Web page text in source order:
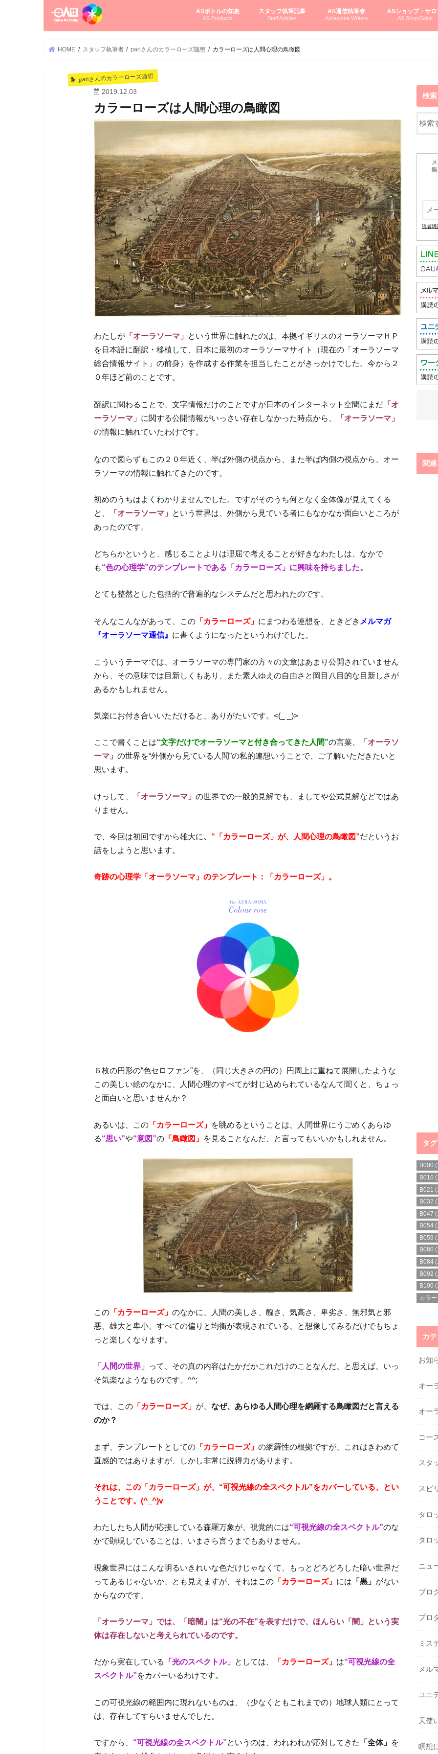
ASボトルの知恵
AS Products
スタッフ執筆記事
Staff Articles
AS通信執筆者
Aurasoma Writers
ASショップ・サロ
AS Shop/Salon
HOME スタッフ執筆者 pariさんのカラーローズ随想 カラーローズは人間心理の鳥瞰図
pariさんのカラーローズ随想
2019.12.03
カラーローズは人間心理の鳥瞰図
わたしが 「オーラソーマ」
という世界に触れたのは、本拠イギリスのオーラソーマＨＰ
を日本語に翻訳・移植して、日本に最初のオーラソーマサイト（現在の「オーラソーマ
総合情報サイト」の前身）を作成する作業を担当したことがきっかけでした。今から２
０年ほど前のことです。
翻訳に関わることで、文字情報だけのことですが日本のインターネット空間にまだ 「オ
ーラソーマ」 に関する公開情報がいっさい存在しなかった時点から、
「オーラソーマ」
の情報に触れていたわけです。
なので図らずもこの２０年近く、半ば外側の視点から、また半ば内側の視点から、オー
ラソーマの情報に触れてきたのです。
初めのうちはよくわかりませんでした。ですがそのうち何となく全体像が見えてくる
と、
「オーラソーマ」
という世界は、外側から見ている者にもなかなか面白いところが
あったのです。
どちらかというと、感じることよりは理屈で考えることが好きなわたしは、なかで
も“色の心理学”のテンプレートである「カラーローズ」に興味を持ちました。
とても整然とした包括的で普遍的なシステムだと思われたのです。
そんなこんながあって、この 「カラーローズ」 にまつわる連想を、ときどき メルマガ
『オーラソーマ通信』 に書くようになったというわけでした。
こういうテーマでは、オーラソーマの専門家の方々の文章はあまり公開されていません
から、その意味では目新しくもあり、また素人ゆえの自由さと岡目八目的な目新しさが
あるかもしれません。
気楽にお付き合いいただけると、ありがたいです。<(_ _)>
ここで書くことは“文字だけでオーラソーマと付き合ってきた人間”の言葉、
「オーラソ
ーマ」 の世界を“外側から見ている人間”の私的連想いうことで、ご了解いただきたいと
思います。
けっして、 「オーラソーマ」 の世界での一般的見解でも、ましてや公式見解などではあ
りません。
で、今回は初回ですから雄大に、 “「カラーローズ」が、人間心理の鳥瞰図”だというお
話をしようと思います。
奇跡の心理学「オーラソーマ」のテンプレート：「カラーローズ」。
６枚の円形の“色セロファン”を、（同じ大きさの円の）円周上に重ねて展開したような
この美しい絵のなかに、人間心理のすべてが封じ込められているなんて聞くと、ちょっ
と面白いと思いませんか？
あるいは、この 「カラーローズ」 を眺めるということは、人間世界にうごめくあらゆ
る“思い”や“意図”の 「鳥瞰図」 を見ることなんだ、と言ってもいいかもしれません。
この 「カラーローズ」 のなかに、人間の美しさ、醜さ、気高さ、卑劣さ、無邪気と邪
悪、雄大と卑小、すべての偏りと均衡が表現されている、と想像してみるだけでもちょ
っと楽しくなります。
「人間の世界」 って、その真の内容はたかだかこれだけのことなんだ、と思えば、いっ
そ気楽なようなものです。^^;
では、この 「カラーローズ」 が、 なぜ、あらゆる人間心理を網羅する鳥瞰図だと言える
のか？
まず、テンプレートとしての 「カラーローズ」 の網羅性の根拠ですが、これはきわめて
直感的ではありますが、しかし非常に説得力があります。
それは、この「カラーローズ」が、“可視光線の全スペクトル”をカバーしている、とい
うことです。(^_^)v
わたしたち人間が応接している森羅万象が、視覚的には“可視光線の全スペクトル”のな
かで顕現していることは、いまさら言うまでもありません。
現象世界にはこんな明るいきれいな色だけじゃなくて、もっとどろどろした暗い世界だ
ってあるじゃないか、とも見えますが、それはこの 「カラーローズ」 には 「黒」 がない
からなのです。
「オーラソーマ」では、「暗闇」は“光の不在”を表すだけで、ほんらい「闇」
という実
体は存在しないと考えられているのです。
だから実在している 「光のスペクトル」 としては、 「カラーローズ」 は“可視光線の全
スペクトル”をカバーいるわけです。
この可視光線の範囲内に現れないものは、（少なくともこれまでの）地球人類にとって
は、存在してすらいませんでした。
ですから、 “可視光線の全スペクトル”というのは、われわれが応対してきた 「全体」 を
検索
読者購
関
タ
B000
B010
B021
B032
B047
B054
B059
B080
B084
B092
B100
カラ
カ
お知
オー
オー
コー
スタ
スピ
タロ
タロ
ニュ
ブロ
プロ
ミス
メル
ユニ
天使
瞑想